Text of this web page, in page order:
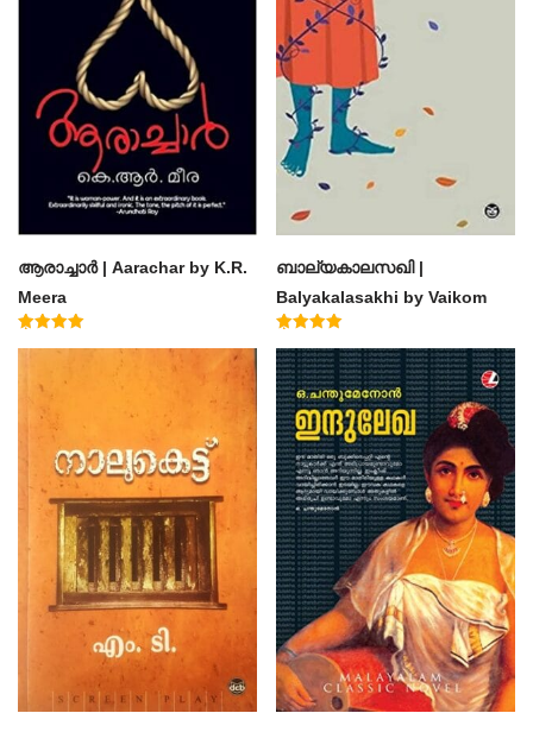
ആരാച്ചാര്‍ | Aarachar by K.R.
Meera
ബാല്യകാലസഖി |
Balyakalasakhi by Vaikom
Muhammad Basheer
4.60
out of 5